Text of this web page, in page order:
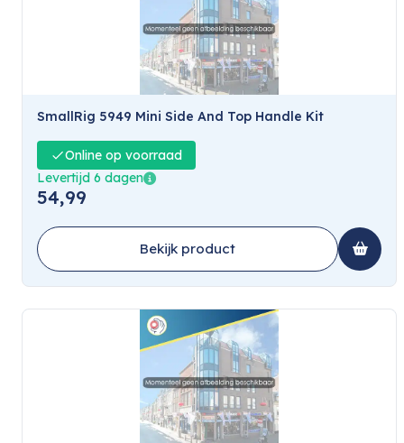
SmallRig 5949 Mini Side And Top Handle Kit
Online op voorraad
Levertijd 6 dagen
54,99
Bekijk product